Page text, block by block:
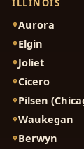
ILLINOIS
Aurora
Elgin
Joliet
Cicero
Pilsen
Waukegan
Berwyn